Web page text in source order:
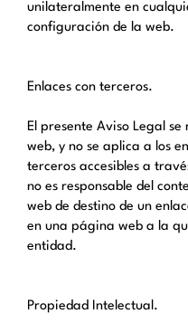
unilateralmente en
configuración de la web.
Enlaces con terceros.
El presente Aviso Legal
web, y no se aplica a los
terceros accesibles a
no es responsable del
web de destino de un
en una página web a la
entidad.
Propiedad Intelectual.